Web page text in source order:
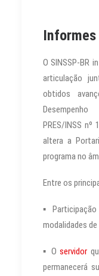
Informes
O SINSSP-BR
articulação
obtidos
PRES/INSS nº
altera a
programa no
Entre os
▪
modalidades
▪ Oservidor
permanecerá